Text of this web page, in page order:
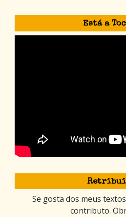
Está a
Se gosta dos meus
contributo.